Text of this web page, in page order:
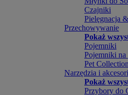
Czajniki
Pielęgnacja
Przechowywanie
Pokaż
Pojemniki
Pojemniki
Pet Collection
Narzędzia i
Pokaż
Przybory do